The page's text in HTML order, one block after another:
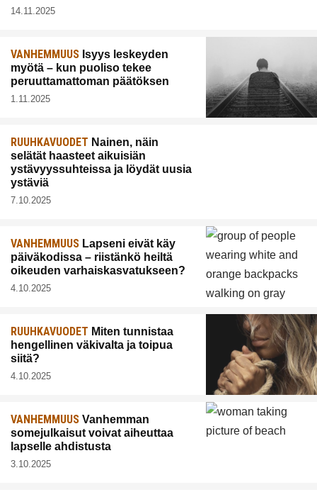
14.11.2025
VANHEMMUUS Isyys leskeyden
myötä – kun puoliso tekee
peruuttamattoman päätöksen
1.11.2025
RUUHKAVUODET Nainen, näin
selätät haasteet aikuisiän
ystävyyssuhteissa ja löydät uusia
ystäviä
7.10.2025
VANHEMMUUS Lapseni eivät käy
päiväkodissa – riistänkö heiltä
oikeuden varhaiskasvatukseen?
4.10.2025
RUUHKAVUODET Miten tunnistaa
hengellinen väkivalta ja toipua
siitä?
4.10.2025
VANHEMMUUS Vanhemman
somejulkaisut voivat aiheuttaa
lapselle ahdistusta
3.10.2025